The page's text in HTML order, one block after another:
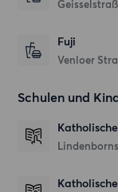
Fuji
Venloer
Schulen und